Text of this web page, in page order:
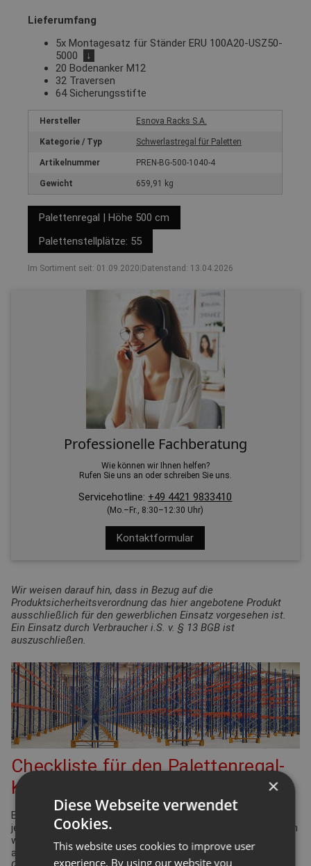
Lieferumfang
5x Montagesatz für Ständer ERU 100A20-USZ50-
5000
↓
20 Bodenanker M12
32 Traversen
64 Sicherungsstifte
Hersteller Esnova Racks S.A.
Kategorie / Typ Schwerlastregal für Paletten
Artikelnummer PREN-BG-500-1040-4
Gewicht 659,91 kg
Palettenregal | Höhe 500 cm
Palettenstellplätze: 55
Im Sortiment seit: 01.09.2020 Datenstand: 13.04.2026
Professionelle Fachberatung
Wie können wir Ihnen helfen?
Rufen Sie uns an oder schreiben Sie uns.
Servicehotline: +49 4421 9833410
(Mo.–Fr., 8:30–12:30 Uhr)
Kontaktformular
Wir weisen darauf hin, dass in Bezug auf die
Produktsicherheitsverordnung das hier angebotene Produkt
ausschließlich für den gewerblichen Einsatz vorgesehen ist.
Ein Einsatz durch Verbraucher i.S. v. § 13 BGB ist
auszuschließen.
Checkliste für den Palettenregal-
Konfigurator
Bei der Planung Ihrer Regalanlage für Palettenregale gibt es
jede Menge Punkte zu überprüfen und einzuhalten. Viele davon
werden durch die Arbeitsstättenverordnung geregelt. Aber
auch Ergonomie und Effizienz spielen eine bedeutende Rolle.
×
Diese Webseite verwendet
Cookies.
This website uses cookies to improve user
experience. By using our website you